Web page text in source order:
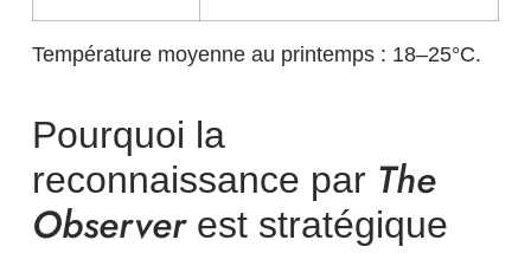
Température moyenne au printemps : 18–25°C.
Pourquoi la
reconnaissance par The
Observerest stratégique